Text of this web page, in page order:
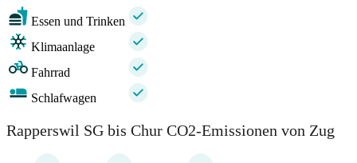
Essen und Trinken
Klimaanlage
Fahrrad
Schlafwagen
Rapperswil SG bis Chur CO2-Emissionen von Zug